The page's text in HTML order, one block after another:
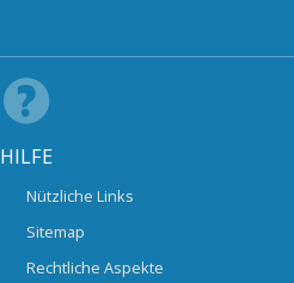
HILFE
Nützliche Links
Sitemap
Rechtliche Aspekte